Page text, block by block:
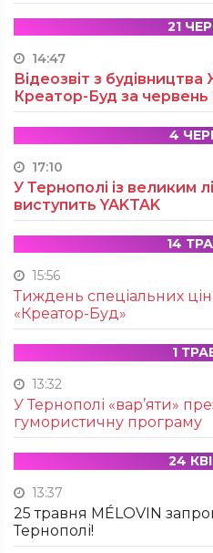
21
14:47
Відеозвіт з
Креатор-Буд за червень
4
17:10
У Тернополі із великим
виступить YAKTAK
14
15:56
Тиждень спеціальних
«Креатор-Буд»
1
13:32
У Тернополі «вар’яти»
гумористичну програму
24
13:37
25 травня MÉLOVIN
Тернополі!